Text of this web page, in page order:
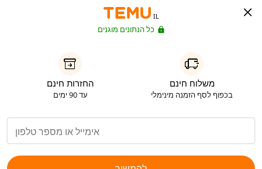
IL
כל הנתונים מוגנים
משלוח חינם
בכפוף לסף הזמנה מינימלי
החזרות חינם
עד 90 ימים